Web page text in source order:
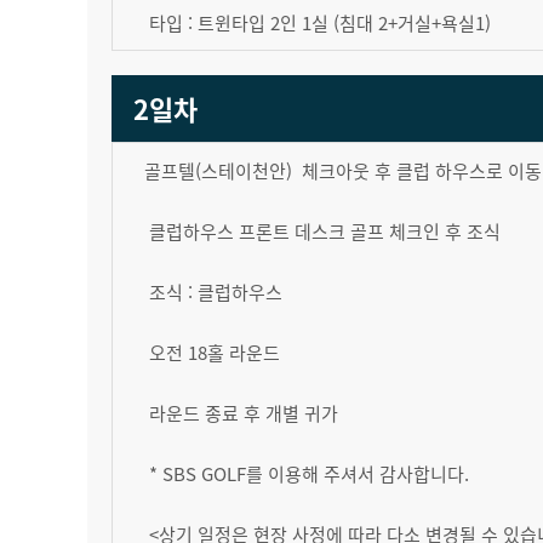
타입 : 트윈타입 2인 1실 (침대 2+거실+욕실1)
2일차
골프텔(스테이천안) 체크아웃 후 클럽 하우스로 이동
클럽하우스 프론트 데스크 골프 체크인 후 조식
조식 : 클럽하우스
오전 18홀 라운드
라운드 종료 후 개별 귀가
* SBS GOLF를 이용해 주셔서 감사합니다.
<상기 일정은 현장 사정에 따라 다소 변경될 수 있습